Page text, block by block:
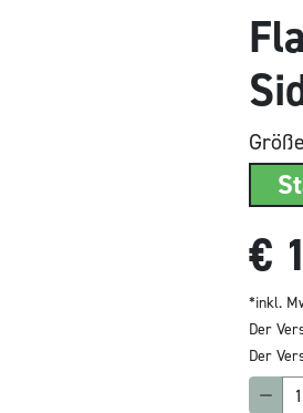
Größe
€
*inkl.
Der
Der